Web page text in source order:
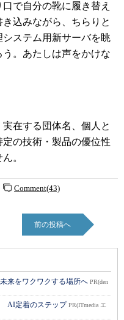
で自分の靴に履き替え
込みながら、ちらりと
ステム用新サーバを眺
。あたしは声をかけな
在する団体名、個人と
の技術・製品の優位性
。
Comment(43)
前の投稿へ
来をワクワクする場所へ PR(den
AI定着のステップPR(ITmedia エ